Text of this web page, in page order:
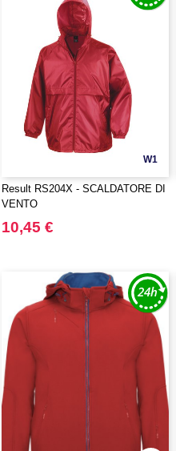
W1
Result RS204X - SCALDATORE DI
VENTO
10,45 €